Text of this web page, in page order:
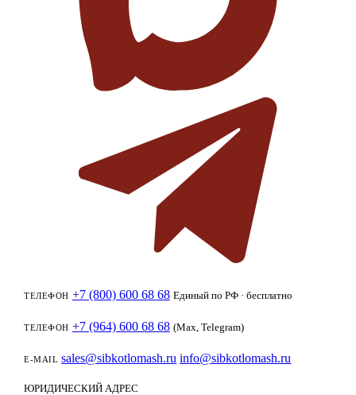
ТЕЛЕФОН +7 (800) 600 68 68 Единый по РФ · бесплатно
ТЕЛЕФОН +7 (964) 600 68 68 (Max, Telegram)
E-MAIL sales@sibkotlomash.ru info@sibkotlomash.ru
ЮРИДИЧЕСКИЙ АДРЕС